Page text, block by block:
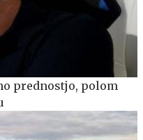
prednostjo, polom